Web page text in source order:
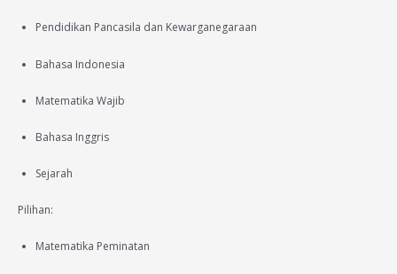
Pendidikan Pancasila dan Kewarganegaraan
Bahasa Indonesia
Matematika Wajib
Bahasa Inggris
Sejarah
Pilihan:
Matematika Peminatan